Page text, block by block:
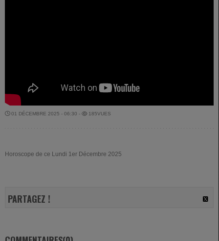
01 DÉCEMBRE 2025 - 06:30 - 185VUES
Horoscope de ce Lundi 1er Décembre 2025
PARTAGEZ !